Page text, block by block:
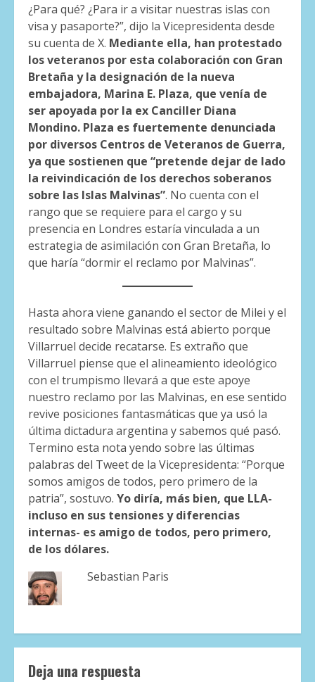
¿Para qué? ¿Para ir a visitar nuestras islas con
visa y pasaporte?”, dijo la Vicepresidenta desde
su cuenta de X. Mediante ella, han protestado
los veteranos por esta colaboración con Gran
Bretaña y la designación de la nueva
embajadora, Marina E. Plaza, que venía de
ser apoyada por la ex Canciller Diana
Mondino. Plaza es fuertemente denunciada
por diversos Centros de Veteranos de Guerra,
ya que sostienen que “pretende dejar de lado
la reivindicación de los derechos soberanos
sobre las Islas Malvinas”. No cuenta con el
rango que se requiere para el cargo y su
presencia en Londres estaría vinculada a un
estrategia de asimilación con Gran Bretaña, lo
que haría “dormir el reclamo por Malvinas”.
Hasta ahora viene ganando el sector de Milei y el
resultado sobre Malvinas está abierto porque
Villarruel decide recatarse. Es extraño que
Villarruel piense que el alineamiento ideológico
con el trumpismo llevará a que este apoye
nuestro reclamo por las Malvinas, en ese sentido
revive posiciones fantasmáticas que ya usó la
última dictadura argentina y sabemos qué pasó.
Termino esta nota yendo sobre las últimas
palabras del Tweet de la Vicepresidenta: “Porque
somos amigos de todos, pero primero de la
patria”, sostuvo. Yo diría, más bien, que LLA-
incluso en sus tensiones y diferencias
internas- es amigo de todos, pero primero,
de los dólares.
Sebastian Paris
Deja una respuesta